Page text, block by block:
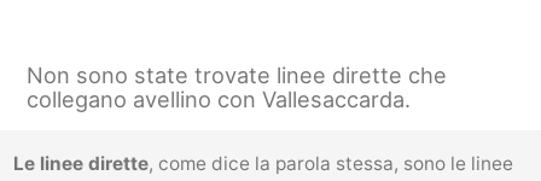
Non sono state trovate linee dirette che
collegano avellino con Vallesaccarda.
Le linee dirette, come dice la parola stessa, sono le linee